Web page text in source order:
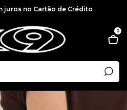
juros no Cartão de Crédito
0